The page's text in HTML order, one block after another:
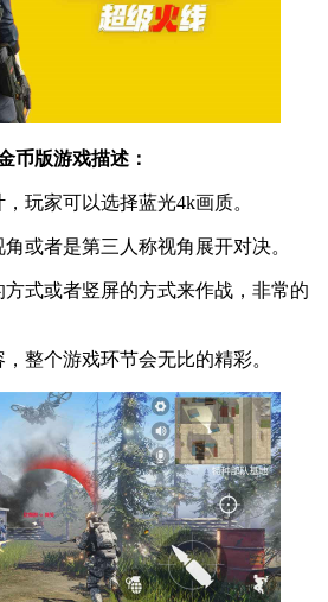
币版游戏描述：
玩家可以选择蓝光4k画质。
或者是第三人称视角展开对决。
式或者竖屏的方式来作战，非常的
整个游戏环节会无比的精彩。